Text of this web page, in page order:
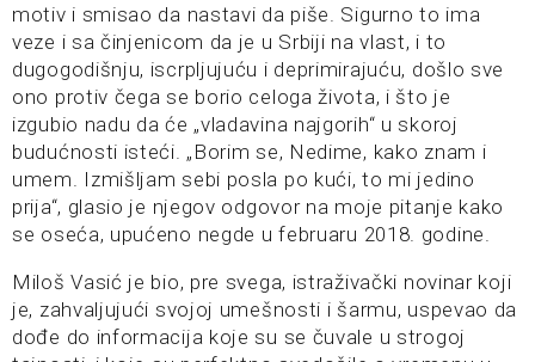
motiv i smisao da nastavi da piše. Sigurno to ima
veze i sa činjenicom da je u Srbiji na vlast, i to
dugogodišnju, iscrpljujuću i deprimirajuću, došlo sve
ono protiv čega se borio celoga života, i što je
izgubio nadu da će „vladavina najgorih“ u skoroj
budućnosti isteći. „Borim se, Nedime, kako znam i
umem. Izmišljam sebi posla po kući, to mi jedino
prija“, glasio je njegov odgovor na moje pitanje kako
se oseća, upućeno negde u februaru 2018. godine.
Miloš Vasić je bio, pre svega, istraživački novinar koji
je, zahvaljujući svojoj umešnosti i šarmu, uspevao da
dođe do informacija koje su se čuvale u strogoj